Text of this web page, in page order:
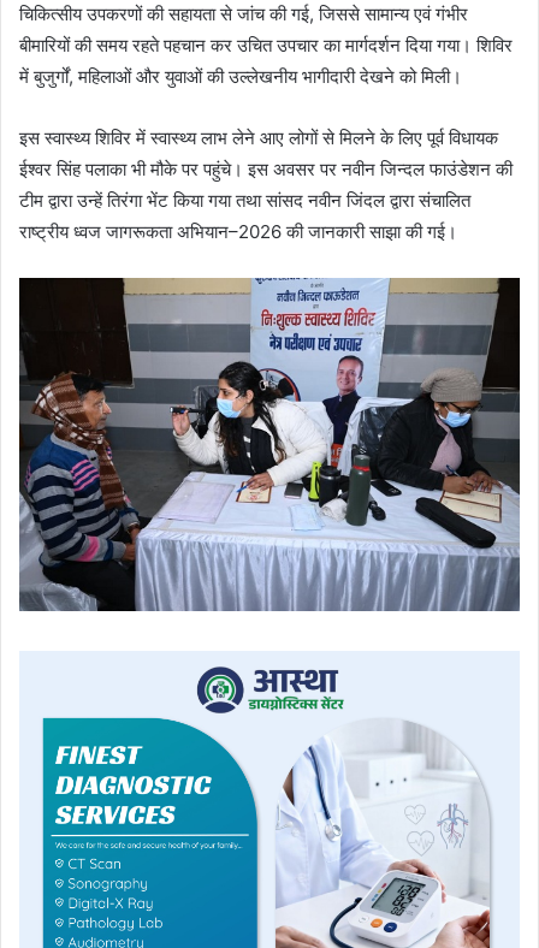
चिकित्सीय उपकरणों की सहायता से जांच की गई, जिससे सामान्य एवं गंभीर
बीमारियों की समय रहते पहचान कर उचित उपचार का मार्गदर्शन दिया गया। शिविर
में बुजुर्गों, महिलाओं और युवाओं की उल्लेखनीय भागीदारी देखने को मिली।
इस स्वास्थ्य शिविर में स्वास्थ्य लाभ लेने आए लोगों से मिलने के लिए पूर्व विधायक
ईश्वर सिंह पलाका भी मौके पर पहुंचे। इस अवसर पर नवीन जिन्दल फाउंडेशन की
टीम द्वारा उन्हें तिरंगा भेंट किया गया तथा सांसद नवीन जिंदल द्वारा संचालित
राष्ट्रीय ध्वज जागरूकता अभियान–2026 की जानकारी साझा की गई।